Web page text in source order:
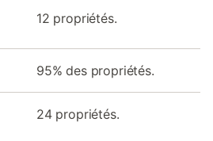
12 propriétés.
95% des propriétés.
24 propriétés.